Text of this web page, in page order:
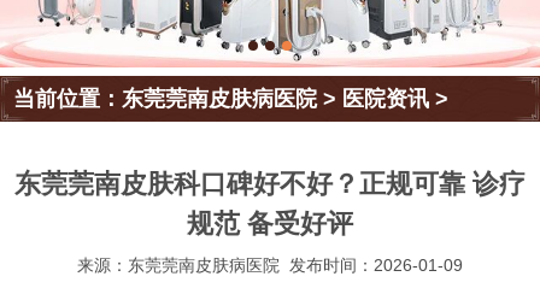
当前位置：东莞莞南皮肤病医院> 医院资讯 >
东莞莞南皮肤科口碑好不好？正规可靠 诊疗
规范 备受好评
来源：东莞莞南皮肤病医院 发布时间：2026-01-09